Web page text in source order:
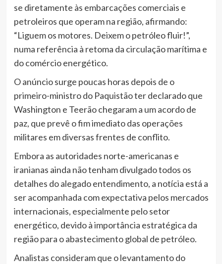
se diretamente às embarcações comerciais e
petroleiros que operam na região, afirmando:
“Liguem os motores. Deixem o petróleo fluir!”,
numa referência à retoma da circulação marítima e
do comércio energético.
O anúncio surge poucas horas depois de o
primeiro-ministro do Paquistão ter declarado que
Washington e Teerão chegaram a um acordo de
paz, que prevê o fim imediato das operações
militares em diversas frentes de conflito.
Embora as autoridades norte-americanas e
iranianas ainda não tenham divulgado todos os
detalhes do alegado entendimento, a notícia está a
ser acompanhada com expectativa pelos mercados
internacionais, especialmente pelo setor
energético, devido à importância estratégica da
região para o abastecimento global de petróleo.
Analistas consideram que o levantamento do